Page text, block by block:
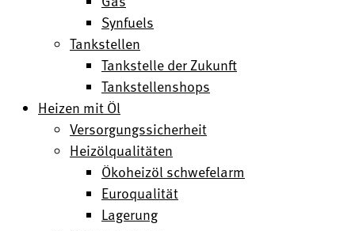
Synfuels
Tankstellen
Tankstelle der Zukunft
Tankstellenshops
Heizen mit Öl
Versorgungssicherheit
Heizölqualitäten
Ökoheizöl schwefelarm
Euroqualität
Lagerung